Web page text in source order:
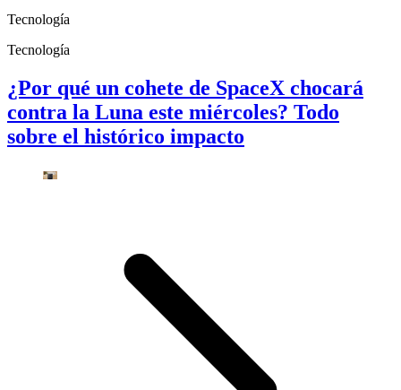
Tecnología
Tecnología
¿Por qué un cohete de SpaceX chocará
contra la Luna este miércoles? Todo
sobre el histórico impacto